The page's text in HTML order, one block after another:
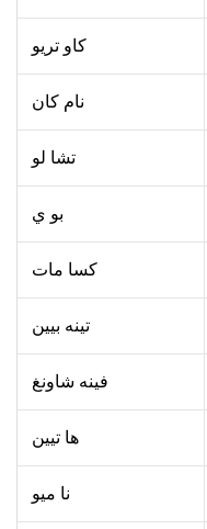
كاو تريو
نام كان
تشا لو
بو ي
كسا مات
تينه بيين
فينه شاونغ
ها تيين
نا ميو